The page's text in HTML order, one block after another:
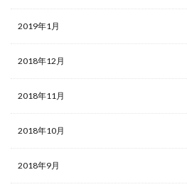
2019年1月
2018年12月
2018年11月
2018年10月
2018年9月